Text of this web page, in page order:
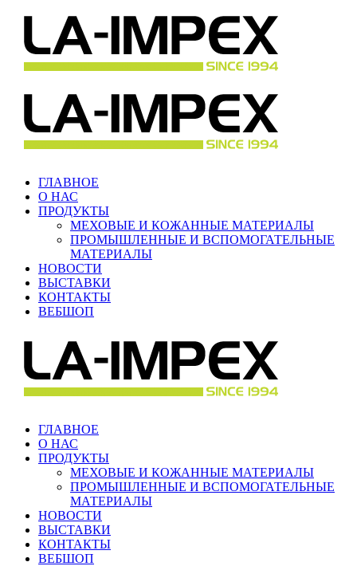
ГЛАВНОЕ
О НАС
ПРОДУКТЫ
МЕХОВЫЕ И КОЖАННЫЕ МАТЕРИАЛЫ
ПРОМЫШЛЕННЫЕ И ВСПОМОГАТЕЛЬНЫЕ
МАТЕРИАЛЫ
НОВОСТИ
ВЫСТАВКИ
КОНТАКТЫ
ВЕБШОП
ГЛАВНОЕ
О НАС
ПРОДУКТЫ
МЕХОВЫЕ И КОЖАННЫЕ МАТЕРИАЛЫ
ПРОМЫШЛЕННЫЕ И ВСПОМОГАТЕЛЬНЫЕ
МАТЕРИАЛЫ
НОВОСТИ
ВЫСТАВКИ
КОНТАКТЫ
ВЕБШОП